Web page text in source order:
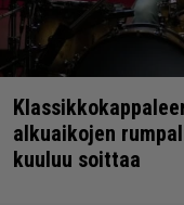
alkuaikojen
kuuluu soittaa